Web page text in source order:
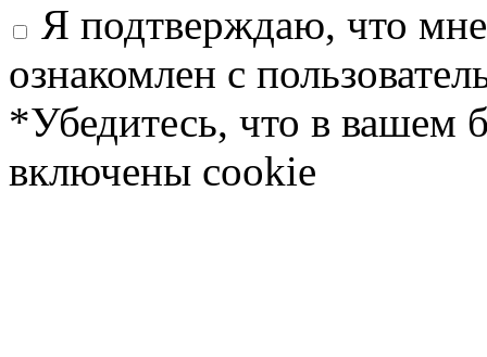
Я подтверждаю, что
ознакомлен с
*Убедитесь, что в вашем
включены cookie